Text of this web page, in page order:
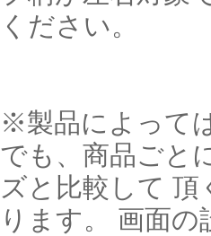
ください。
※製品によって
でも、商品ごと
ズと比較して
ります。 画面